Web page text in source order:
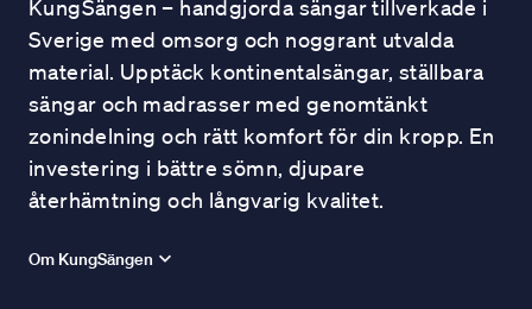
KungSängen – handgjorda sängar tillverkade i
Sverige med omsorg och noggrant utvalda
material. Upptäck kontinentalsängar, ställbara
sängar och madrasser med genomtänkt
zonindelning och rätt komfort för din kropp. En
investering i bättre sömn, djupare
återhämtning och långvarig kvalitet.
Om KungSängen